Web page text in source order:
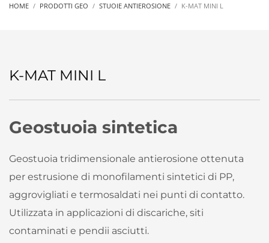
HOME PRODOTTI GEO STUOIE ANTIEROSIONE K-MAT MINI L
K-MAT MINI L
Geostuoia sintetica
Geostuoia tridimensionale antierosione ottenuta
per estrusione di monofilamenti sintetici di PP,
aggrovigliati e termosaldati nei punti di contatto.
Utilizzata in applicazioni di discariche, siti
contaminati e pendii asciutti.